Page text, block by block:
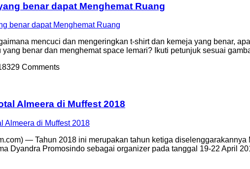
benar dapat Menghemat Ruang
mencuci dan mengeringkan t-shirt dan kemeja yang benar,
benar dan menghemat space lemari? Ikuti petunjuk sesuai
Comments
Almeera di Muffest 2018
— Tahun 2018 ini merupakan tahun ketiga
Dyandra Promosindo sebagai organizer pada tanggal 19-22 April